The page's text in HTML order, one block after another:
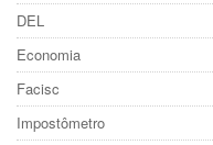
DEL
Economia
Facisc
Impostômetro